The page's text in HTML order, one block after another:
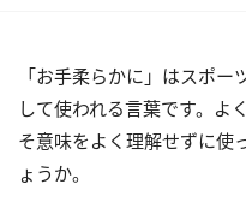
「お手柔らかに」はスポ
して使われる言葉です。よ
そ意味をよく理解せずに使
ょうか。